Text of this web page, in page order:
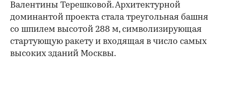
00:00 / 00:00
Валентины Терешковой. Архитектурной
доминантой проекта стала треугольная башня
со шпилем высотой 288 м, символизирующая
стартующую ракету и входящая в число самых
высоких зданий Москвы.